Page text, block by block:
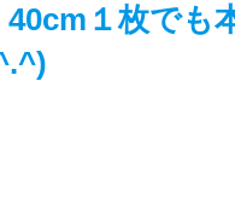
１枚でも